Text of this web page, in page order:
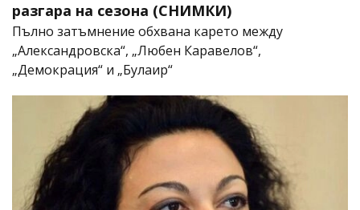
разгара на сезона (СНИМКИ)
Пълно затъмнение обхвана карето между
„Александровска“, „Любен Каравелов“,
„Демокрация“ и „Булаир“